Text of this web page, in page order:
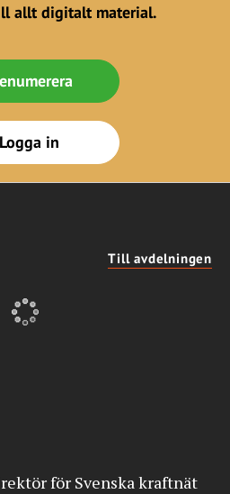
allt digitalt material.
Logga in
Till avdelningen
för Svenska kraftnät